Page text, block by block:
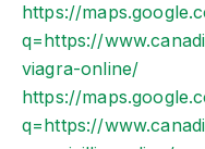
https://
q=https://
viagra-online/
https://
q=https://